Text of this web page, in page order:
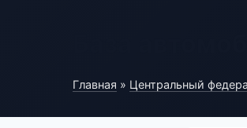
Главная » Центральный